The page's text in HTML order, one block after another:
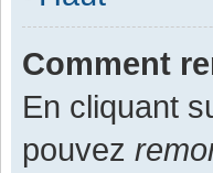
Comment
En cliquant
pouvez